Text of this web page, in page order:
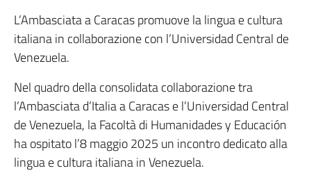
L’Ambasciata a Caracas promuove la lingua e cultura
italiana in collaborazione con l’Universidad Central de
Venezuela.
Nel quadro della consolidata collaborazione tra
l’Ambasciata d’Italia a Caracas e l’Universidad Central
de Venezuela, la Facoltà di Humanidades y Educación
ha ospitato l’8 maggio 2025 un incontro dedicato alla
lingua e cultura italiana in Venezuela.